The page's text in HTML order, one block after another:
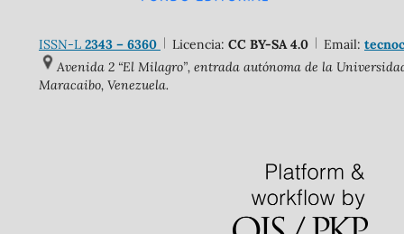
ISSN-L2343 – 6360 Licencia: CC BY-SA 4.0 Email:
Avenida 2 “El Milagro”, entrada autónoma de la
Maracaibo, Venezuela.